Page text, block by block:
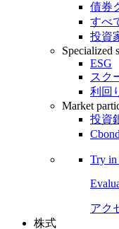
債券
すべ
投資
Specialized
ESG
スク
利回
Market
投資
Try in
アク
株式